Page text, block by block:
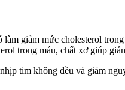
giảm mức cholesterol
trong máu, chất xơ giúp
tim không đều và giảm